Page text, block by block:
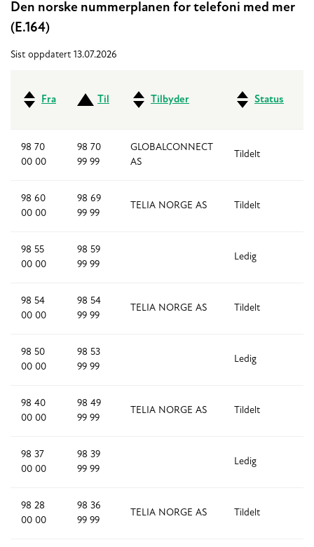
Den norske nummerplanen for telefoni med mer
(E.164)
Sist oppdatert 13.07.2026
Fra Til Tilbyder Status
98 70
00 00
98 70
99 99
GLOBALCONNECT
AS
Tildelt
98 60
00 00
98 69
99 99
TELIA NORGE AS Tildelt
98 55
00 00
98 59
99 99
Ledig
98 54
00 00
98 54
99 99
TELIA NORGE AS Tildelt
98 50
00 00
98 53
99 99
Ledig
98 40
00 00
98 49
99 99
TELIA NORGE AS Tildelt
98 37
00 00
98 39
99 99
Ledig
98 28
00 00
98 36
99 99
TELIA NORGE AS Tildelt